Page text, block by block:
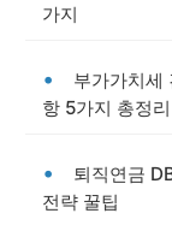
가지
부가가치세
항 5가지 총정리
퇴직연금
전략 꿀팁